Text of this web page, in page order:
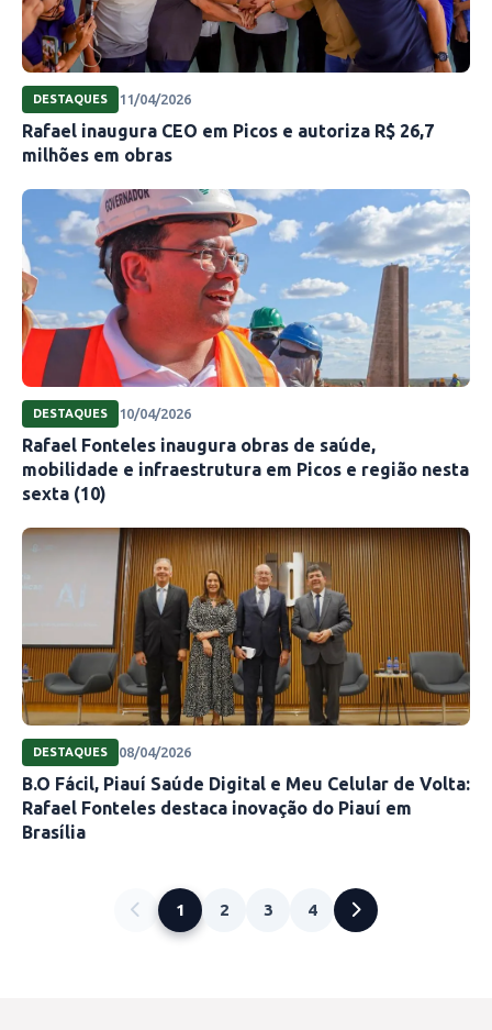
DESTAQUES 11/04/2026
Rafael inaugura CEO em Picos e autoriza R$ 26,7
milhões em obras
DESTAQUES 10/04/2026
Rafael Fonteles inaugura obras de saúde,
mobilidade e infraestrutura em Picos e região nesta
sexta (10)
DESTAQUES 08/04/2026
B.O Fácil, Piauí Saúde Digital e Meu Celular de Volta:
Rafael Fonteles destaca inovação do Piauí em
Brasília
1 2 3 4